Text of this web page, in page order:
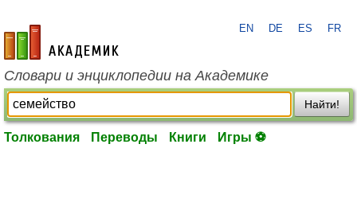
academic.ru
EN DE ES FR
Словари и энциклопедии на Академике
Найти!
Толкования Переводы Книги Игры ⚽